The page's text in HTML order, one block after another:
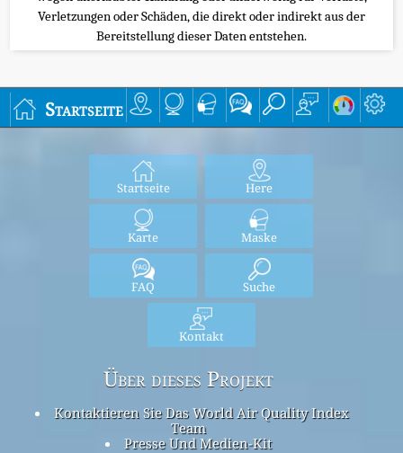
Verletzungen oder Schäden, die direkt oder indirekt aus der
Bereitstellung dieser Daten entstehen.
Startseite
Startseite Here
Karte Maske
FAQ Suche
Kontakt
Über dieses Projekt
Kontaktieren Sie Das World Air Quality Index
Team
Presse Und Medien-Kit